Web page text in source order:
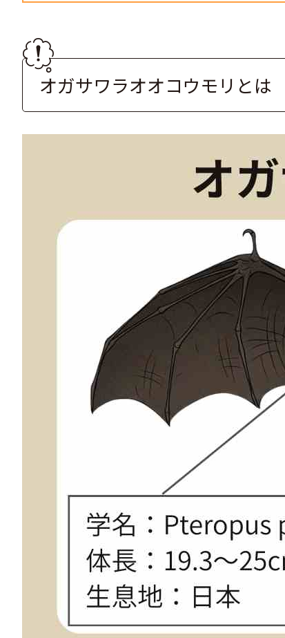
オガサワラオオコウモリとは